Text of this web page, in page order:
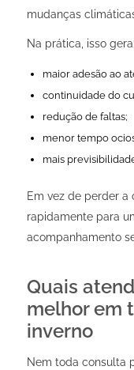
mudanças
Na prática, isso gera:
maior adesão ao
continuidade do
redução de faltas;
menor tempo
mais
Em vez de perder
rapidamente para
acompanhamento
Quais
melhor em
inverno
Nem toda consulta